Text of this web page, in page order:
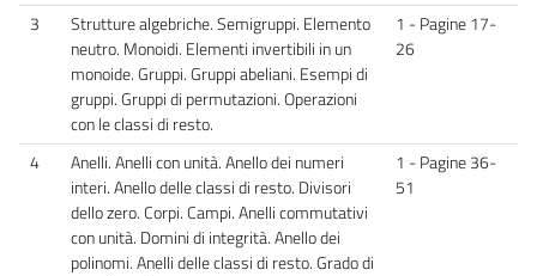
3
Strutture algebriche. Semigruppi. Elemento
neutro. Monoidi. Elementi invertibili in un
monoide. Gruppi. Gruppi abeliani. Esempi di
gruppi. Gruppi di permutazioni. Operazioni
con le classi di resto.
1 - Pagine 17-
26
4
Anelli. Anelli con unità. Anello dei numeri
interi. Anello delle classi di resto. Divisori
dello zero. Corpi. Campi. Anelli commutativi
con unità. Domini di integrità. Anello dei
polinomi. Anelli delle classi di resto. Grado di
1 - Pagine 36-
51